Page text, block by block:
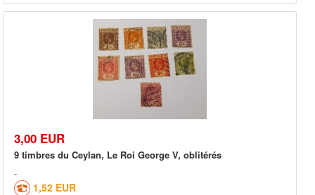
3,00 EUR
9 timbres du Ceylan, Le Roi George V, oblitérés
1,52 EUR